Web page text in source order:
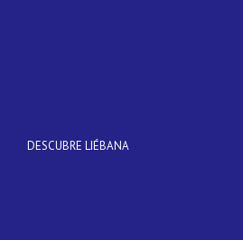
DESCUBRE LIÉBANA